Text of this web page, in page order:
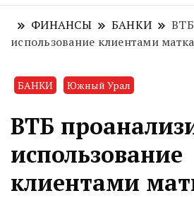
ФИНАНСЫ БАНКИ
использование клиентами
БАНКИ Южный Урал
ВТБ
использование
клиентами